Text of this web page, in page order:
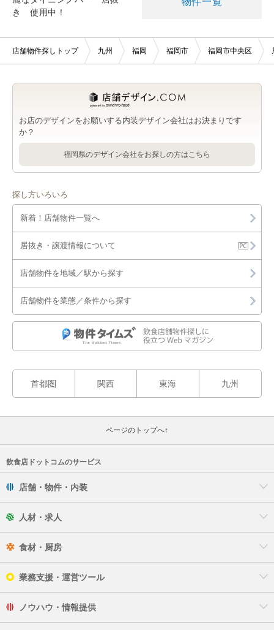
き 使用中！
店舗物件探しトップ 九州 福岡 福岡市 福岡市中央区
お店のデザインをお願いする内装デザイン会社はお決まりです
か？
福岡県のデザイン会社をお探しの方はこちら
探し方いろいろ
新着！店舗物件一覧へ
居抜き・譲渡情報について
店舗物件を地域／駅から探す
店舗物件を業態／条件から探す
首都圏 関西 東海 九州
ページのトップへ↑
飲食店ドットコムのサービス
店舗・物件・内装
人材・求人
食材・厨房
業務支援・運営ツール
ノウハウ・情報提供